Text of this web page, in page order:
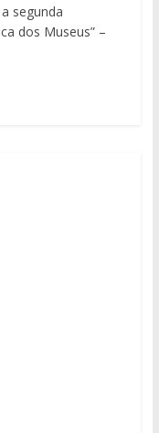
segunda
dos Museus” –